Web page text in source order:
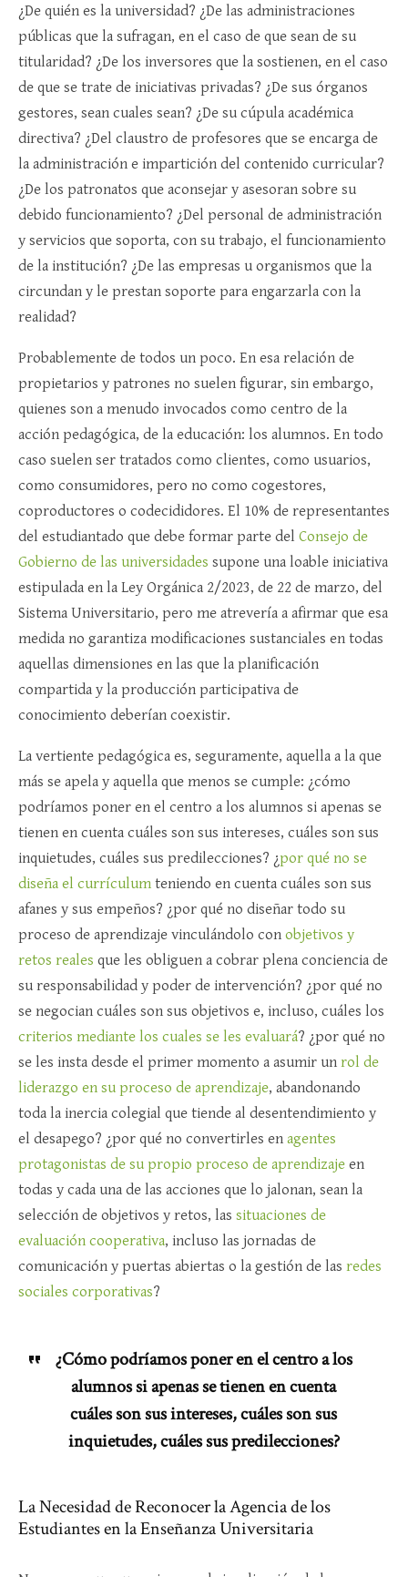
¿De quién es la universidad? ¿De las administraciones
públicas que la sufragan, en el caso de que sean de su
titularidad? ¿De los inversores que la sostienen, en el caso
de que se trate de iniciativas privadas? ¿De sus órganos
gestores, sean cuales sean? ¿De su cúpula académica
directiva? ¿Del claustro de profesores que se encarga de
la administración e impartición del contenido curricular?
¿De los patronatos que aconsejar y asesoran sobre su
debido funcionamiento? ¿Del personal de administración
y servicios que soporta, con su trabajo, el funcionamiento
de la institución? ¿De las empresas u organismos que la
circundan y le prestan soporte para engarzarla con la
realidad?
Probablemente de todos un poco. En esa relación de
propietarios y patrones no suelen figurar, sin embargo,
quienes son a menudo invocados como centro de la
acción pedagógica, de la educación: los alumnos. En todo
caso suelen ser tratados como clientes, como usuarios,
como consumidores, pero no como cogestores,
coproductores o codecididores. El 10% de representantes
del estudiantado que debe formar parte del Consejo de
Gobierno de las universidades supone una loable iniciativa
estipulada en la Ley Orgánica 2/2023, de 22 de marzo, del
Sistema Universitario, pero me atrevería a afirmar que esa
medida no garantiza modificaciones sustanciales en todas
aquellas dimensiones en las que la planificación
compartida y la producción participativa de
conocimiento deberían coexistir.
La vertiente pedagógica es, seguramente, aquella a la que
más se apela y aquella que menos se cumple: ¿cómo
podríamos poner en el centro a los alumnos si apenas se
tienen en cuenta cuáles son sus intereses, cuáles son sus
inquietudes, cuáles sus predilecciones? ¿por qué no se
diseña el currículum teniendo en cuenta cuáles son sus
afanes y sus empeños? ¿por qué no diseñar todo su
proceso de aprendizaje vinculándolo con objetivos y
retos reales que les obliguen a cobrar plena conciencia de
su responsabilidad y poder de intervención? ¿por qué no
se negocian cuáles son sus objetivos e, incluso, cuáles los
criterios mediante los cuales se les evaluará? ¿por qué no
se les insta desde el primer momento a asumir un rol de
liderazgo en su proceso de aprendizaje, abandonando
toda la inercia colegial que tiende al desentendimiento y
el desapego? ¿por qué no convertirles en agentes
protagonistas de su propio proceso de aprendizaje en
todas y cada una de las acciones que lo jalonan, sean la
selección de objetivos y retos, las situaciones de
evaluación cooperativa, incluso las jornadas de
comunicación y puertas abiertas o la gestión de las redes
sociales corporativas?
¿Cómo podríamos poner en el centro a los
alumnos si apenas se tienen en cuenta
cuáles son sus intereses, cuáles son sus
inquietudes, cuáles sus predilecciones?
La Necesidad de Reconocer la Agencia de los
Estudiantes en la Enseñanza Universitaria